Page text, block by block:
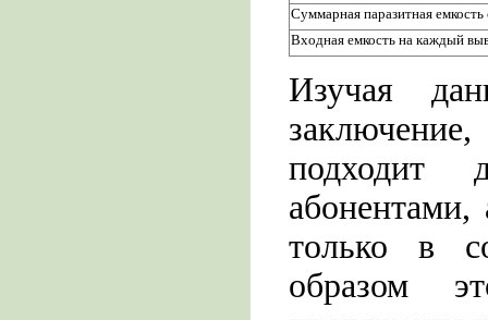
Суммарная паразитная
Входная емкость на каждый
Изучая
подходит
только в
образом